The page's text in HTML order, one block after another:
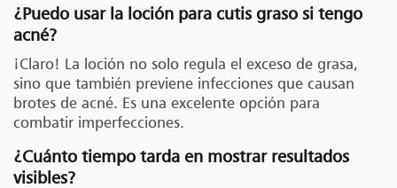
¿Puedo usar la loción para cutis graso si tengo
acné?
¡Claro! La loción no solo regula el exceso de grasa,
sino que también previene infecciones que causan
brotes de acné. Es una excelente opción para
combatir imperfecciones.
¿Cuánto tiempo tarda en mostrar resultados
visibles?